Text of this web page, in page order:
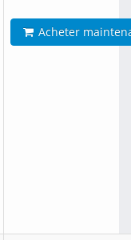
Acheter